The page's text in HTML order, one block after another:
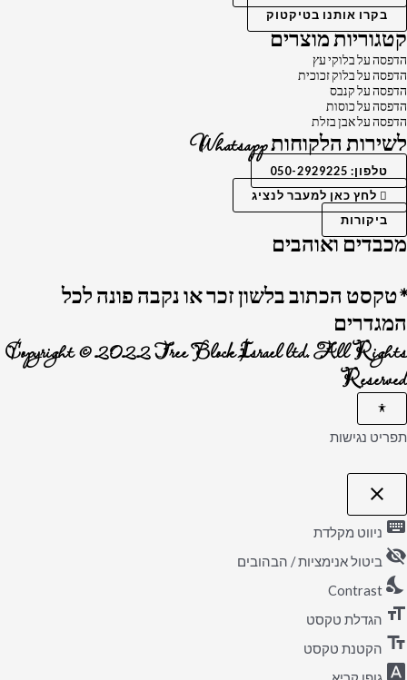
בקרו אותנו בטיקטוק
קטגוריות מוצרים
הדפסה על בלוקי עץ
הדפסה על בלוק זכוכית
הדפסה על קנבס
הדפסה על כוסות
הדפסה על אבן בזלת
לשירות הלקוחות Whatsapp
טלפון: 050-2929225
לחץ כאן למעבר לנציג
ביקורות
מכבדים ואוהבים
*טקסט הכתוב בלשון זכר או נקבה פונה לכל
המגדרים
Copyright © 2022 Tree Block Israel ltd. All Rights
Reserved
תפריט נגישות
close
פתיחה
וסגירה
של
תפריט
הנגישות
keyboard ניווט מקלדת
visibility_off ביטול אנימציות / הבהובים
nights_stay
Contrast
format_size הגדלת טקסט
text_fields הקטנת טקסט
font_download